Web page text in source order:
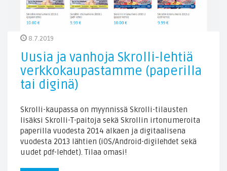
8.7.2019
Uusia ja vanhoja Skrolli-lehtiä
verkkokaupastamme (paperilla
tai diginä)
Skrolli-kaupassa on myynnissä Skrolli-tilausten
lisäksi Skrolli-T-paitoja sekä Skrollin irtonumeroita
paperilla vuodesta 2014 alkaen ja digitaalisena
vuodesta 2013 lähtien (iOS/Android-digilehdet sekä
uudet pdf-lehdet). Tilaa omasi!